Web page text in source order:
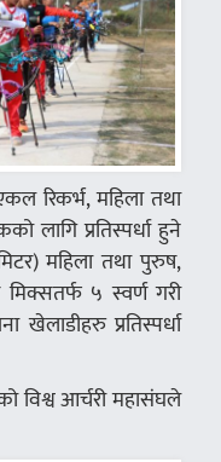
रिकर्भ, महिला तथा
लागि प्रतिस्पर्धा हुने
महिला तथा पुरुष,
५ स्वर्ण गरी
प्रतिस्पर्धा
विश्व आर्चरी महासंघले